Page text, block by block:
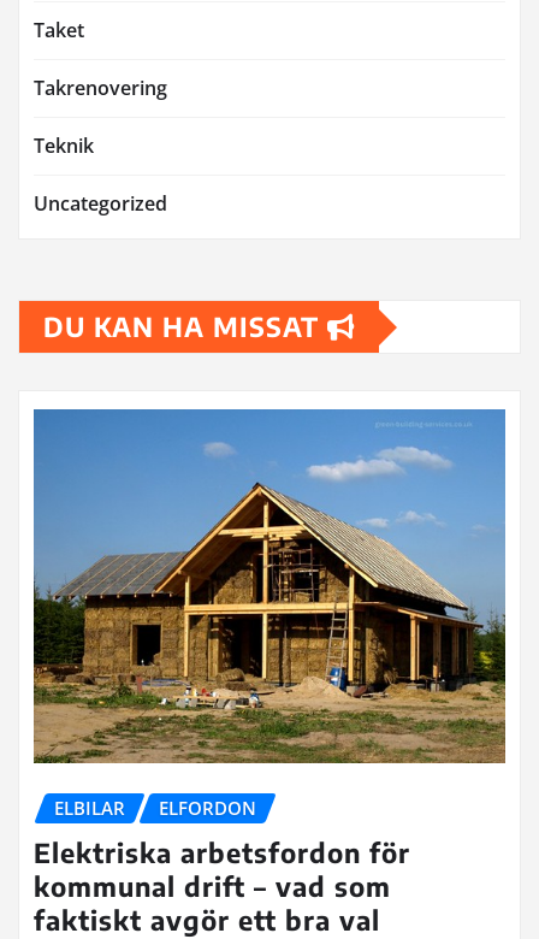
Taket
Takrenovering
Teknik
Uncategorized
DU KAN HA MISSAT
ELBILAR ELFORDON
Elektriska arbetsfordon för
kommunal drift – vad som
faktiskt avgör ett bra val